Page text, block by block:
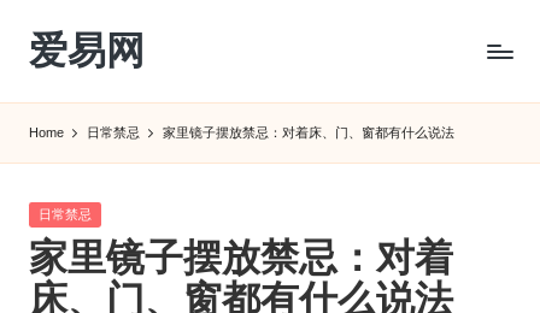
Skip
content
爱易网
转
农
历
阴
Home 日常禁忌 家里镜子摆放禁忌：对着床、门、窗都有什么说法
Posted
日常禁忌
家里镜子摆放禁忌：对着
床、门、窗都有什么说法